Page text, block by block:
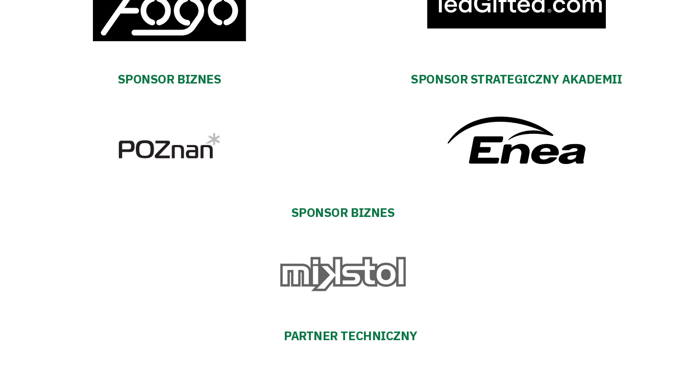
#WARTOpobrać
SPONSOR BIZNES SPONSOR STRATEGICZNY AKADEMII
SPONSOR BIZNES
PARTNER TECHNICZNY